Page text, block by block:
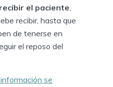
el paciente
recibir, hasta que
de tenerse en
el reposo del
se